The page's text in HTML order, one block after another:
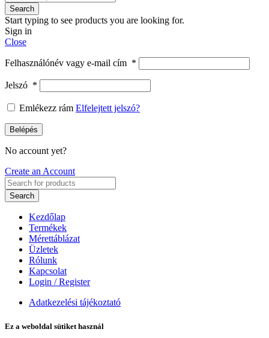
Search
Start typing to see products you are looking for.
Sign in
Close
Felhasználónév vagy e-mail cím *
Jelszó *
Emlékezz rám Elfelejtett jelszó?
Belépés
No account yet?
Create an Account
Search
Kezdőlap
Termékek
Mérettáblázat
Üzletek
Rólunk
Kapcsolat
Login / Register
Adatkezelési tájékoztató
Ez a weboldal sütiket használ